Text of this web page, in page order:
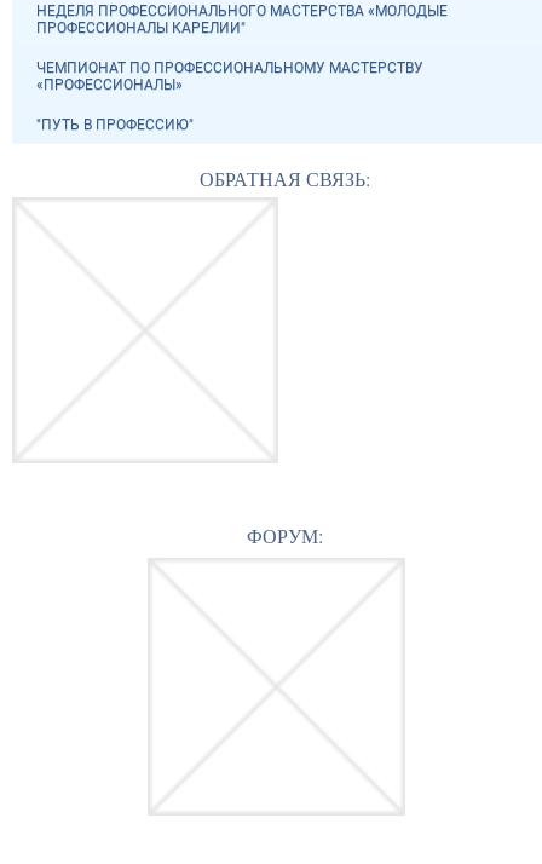
НЕДЕЛЯ ПРОФЕССИОНАЛЬНОГО МАСТЕРСТВА «МОЛОДЫЕ
ПРОФЕССИОНАЛЫ КАРЕЛИИ"
ЧЕМПИОНАТ ПО ПРОФЕССИОНАЛЬНОМУ МАСТЕРСТВУ
«ПРОФЕССИОНАЛЫ»
"ПУТЬ В ПРОФЕССИЮ"
ОБРАТНАЯ СВЯЗЬ:
ФОРУМ: